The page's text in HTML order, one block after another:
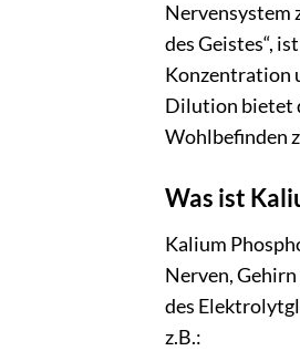
Nervensystem
des Geistes“,
Konzentration
Dilution bietet
Wohlbefinden
Was ist
Kalium
Nerven,
des
z.B.: